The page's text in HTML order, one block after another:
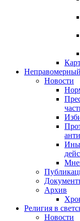
Новости
Архив
Религия в
Новости